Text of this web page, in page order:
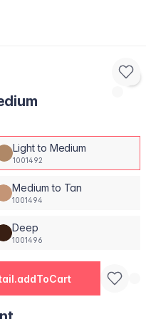
Light to Medium
1001492
Medium to Tan
1001494
Deep
1001496